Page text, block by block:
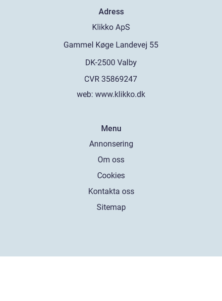
Adress
web: www.klikko.dk
Menu
Annonsering
Om oss
Cookies
Kontakta oss
Sitemap